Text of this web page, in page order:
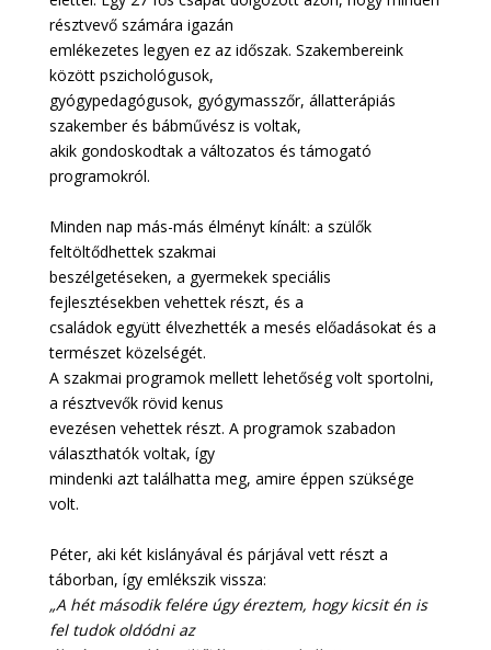
résztvevő számára igazán
emlékezetes legyen ez az időszak. Szakembereink
között pszichológusok,
gyógypedagógusok, gyógymasszőr, állatterápiás
szakember és bábművész is voltak,
akik gondoskodtak a változatos és támogató
programokról.
Minden nap más-más élményt kínált: a szülők
feltöltődhettek szakmai
beszélgetéseken, a gyermekek speciális
fejlesztésekben vehettek részt, és a
családok együtt élvezhették a mesés előadásokat és a
természet közelségét.
A szakmai programok mellett lehetőség volt sportolni,
a résztvevők rövid kenus
evezésen vehettek részt. A programok szabadon
választhatók voltak, így
mindenki azt találhatta meg, amire éppen szüksége
volt.
Péter, aki két kislányával és párjával vett részt a
táborban, így emlékszik vissza:
„A hét második felére úgy éreztem, hogy kicsit én is
fel tudok oldódni az